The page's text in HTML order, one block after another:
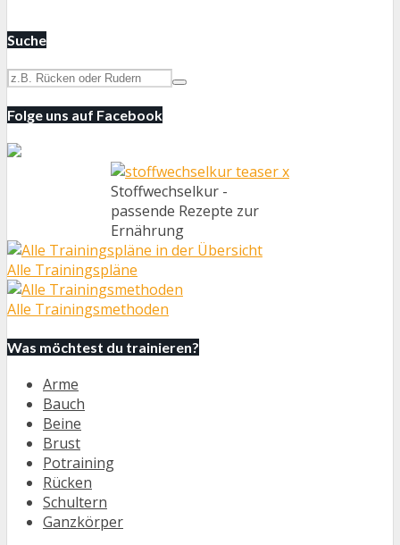
Suche
Folge uns auf Facebook
Stoffwechselkur -
passende Rezepte zur
Ernährung
Alle Trainingspläne
Alle Trainingsmethoden
Was möchtest du trainieren?
Arme
Bauch
Beine
Brust
Potraining
Rücken
Schultern
Ganzkörper